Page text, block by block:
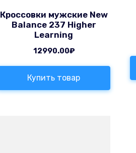
Кроссовки мужские New
Balance 237 Higher
Learning
12990.00₽
Купить товар